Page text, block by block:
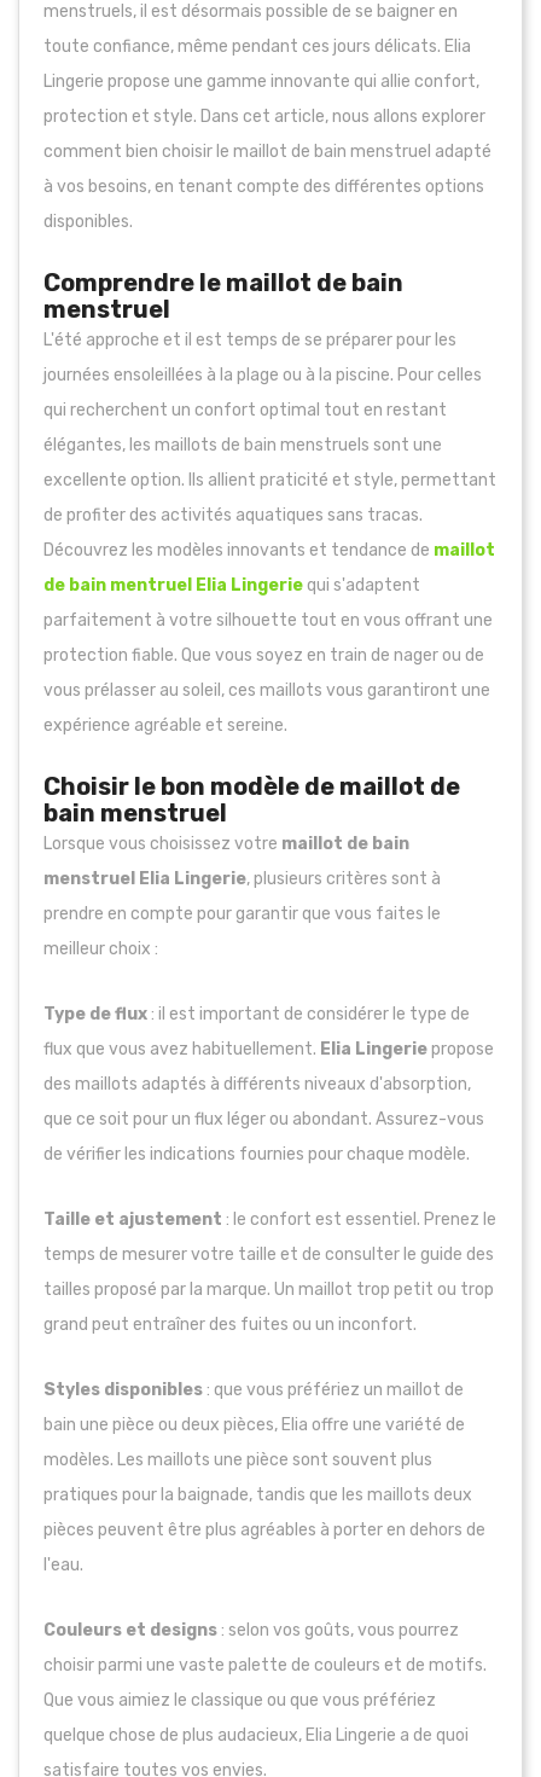
menstruels, il est désormais possible de se baigner en
toute confiance, même pendant ces jours délicats. Elia
Lingerie propose une gamme innovante qui allie confort,
protection et style. Dans cet article, nous allons explorer
comment bien choisir le maillot de bain menstruel adapté
à vos besoins, en tenant compte des différentes options
disponibles.
Comprendre le maillot de bain
menstruel
L'été approche et il est temps de se préparer pour les
journées ensoleillées à la plage ou à la piscine. Pour celles
qui recherchent un confort optimal tout en restant
élégantes, les maillots de bain menstruels sont une
excellente option. Ils allient praticité et style, permettant
de profiter des activités aquatiques sans tracas.
Découvrez les modèles innovants et tendance de maillot
de bain mentruel Elia Lingeriequi s'adaptent
parfaitement à votre silhouette tout en vous offrant une
protection fiable. Que vous soyez en train de nager ou de
vous prélasser au soleil, ces maillots vous garantiront une
expérience agréable et sereine.
Choisir le bon modèle de maillot de
bain menstruel
Lorsque vous choisissez votre maillot de bain
menstruel Elia Lingerie, plusieurs critères sont à
prendre en compte pour garantir que vous faites le
meilleur choix :
Type de flux: il est important de considérer le type de
flux que vous avez habituellement. Elia Lingeriepropose
des maillots adaptés à différents niveaux d'absorption,
que ce soit pour un flux léger ou abondant. Assurez-vous
de vérifier les indications fournies pour chaque modèle.
Taille et ajustement : le confort est essentiel. Prenez le
temps de mesurer votre taille et de consulter le guide des
tailles proposé par la marque. Un maillot trop petit ou trop
grand peut entraîner des fuites ou un inconfort.
Styles disponibles: que vous préfériez un maillot de
bain une pièce ou deux pièces, Elia offre une variété de
modèles. Les maillots une pièce sont souvent plus
pratiques pour la baignade, tandis que les maillots deux
pièces peuvent être plus agréables à porter en dehors de
l'eau.
Couleurs et designs: selon vos goûts, vous pourrez
choisir parmi une vaste palette de couleurs et de motifs.
Que vous aimiez le classique ou que vous préfériez
quelque chose de plus audacieux, Elia Lingerie a de quoi
satisfaire toutes vos envies.